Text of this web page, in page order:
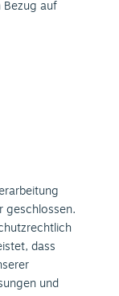
Bezug auf
geschlossen.
dass
und